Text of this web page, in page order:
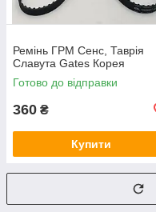
Ремінь ГРМ Сенс, Таврія
Славута Gates Корея
Готово до відправки
360 ₴
Купити